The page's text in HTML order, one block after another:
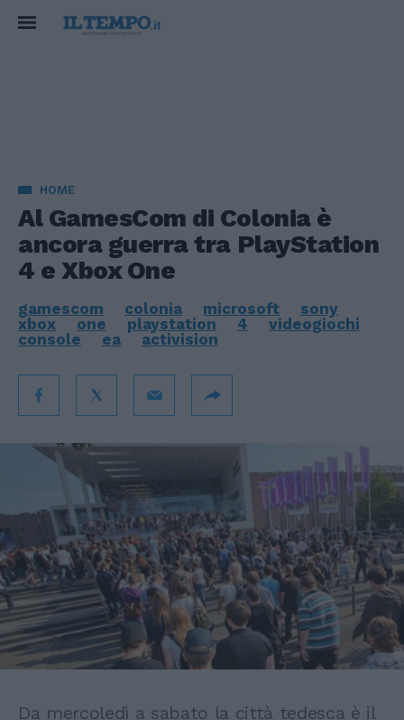
HOME
Al GamesCom di Colonia è
ancora guerra tra PlayStation
4 e Xbox One
gamescom colonia microsoft
sony
xbox
one playstation 4
videogiochi
console
ea activision
Da mercoledì a sabato la città tedesca è il